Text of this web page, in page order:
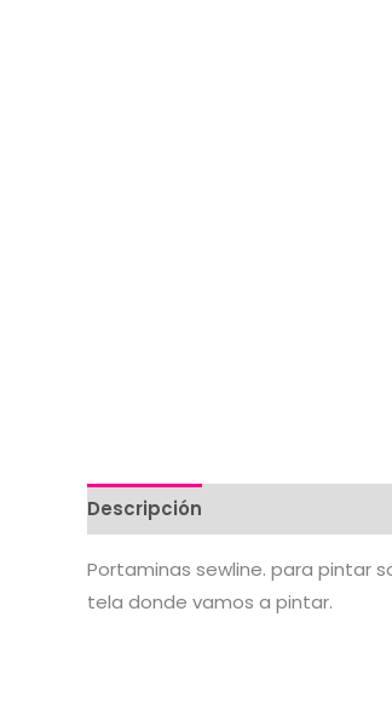
Descripción
Portaminas sewline. para pintar
tela donde vamos a pintar.